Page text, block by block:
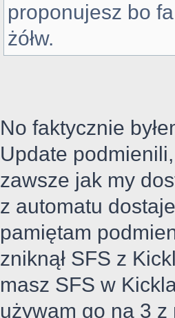
proponujesz bo
żółw.
No faktycznie
Update
zawsze jak my
z automatu
pamiętam
zniknął SFS z
masz SFS w
używam go na 3 z